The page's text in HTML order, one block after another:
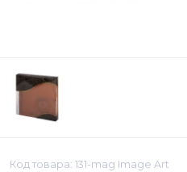
Код товара: 131-mag Image Art